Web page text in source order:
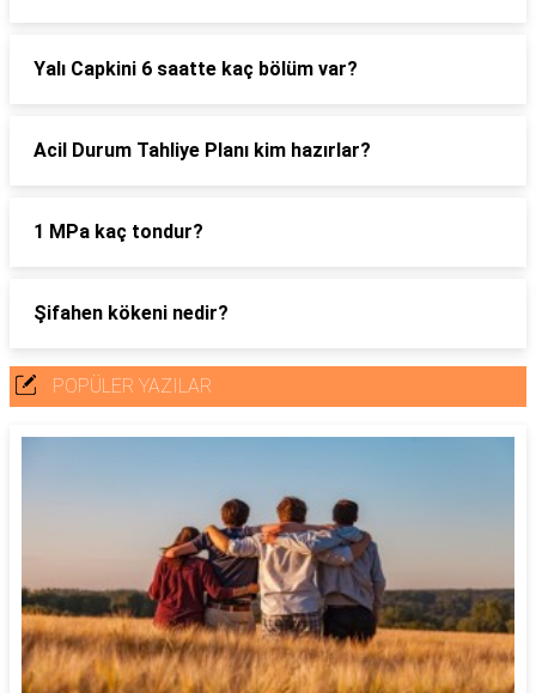
Yalı Capkini 6 saatte kaç bölüm var?
Acil Durum Tahliye Planı kim hazırlar?
1 MPa kaç tondur?
Şifahen kökeni nedir?
POPÜLER YAZILAR